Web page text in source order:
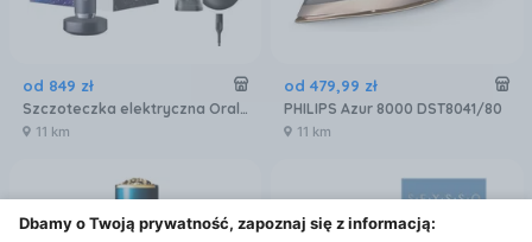
od 849 zł
Szczoteczka elektryczna Oral-B iO Series 9N Black Onyx
11 km
od 479,99 zł
PHILIPS Azur 8000 DST8041/80
11 km
Dbamy o Twoją prywatność, zapoznaj się z informacją: